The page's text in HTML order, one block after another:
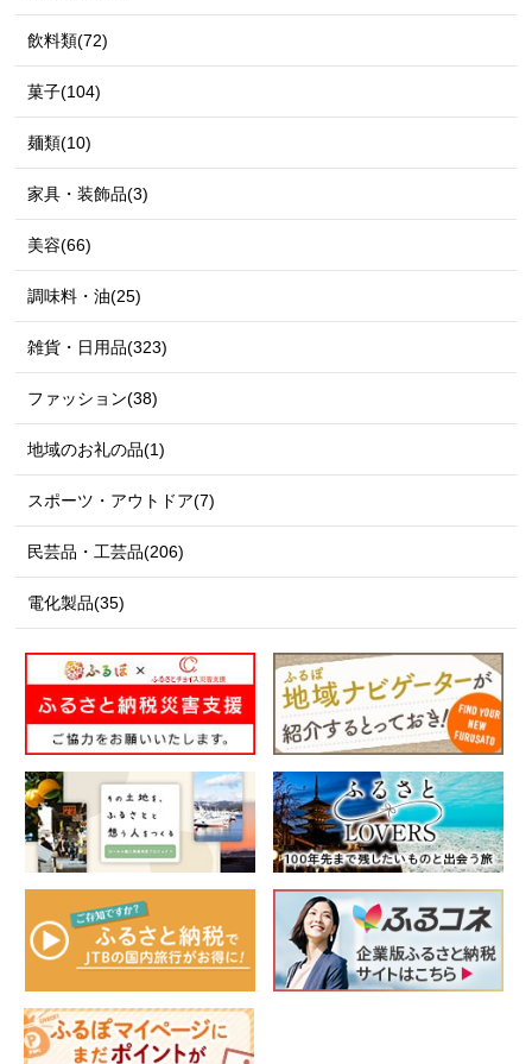
飲料類(72)
菓子(104)
麺類(10)
家具・装飾品(3)
美容(66)
調味料・油(25)
雑貨・日用品(323)
ファッション(38)
地域のお礼の品(1)
スポーツ・アウトドア(7)
民芸品・工芸品(206)
電化製品(35)